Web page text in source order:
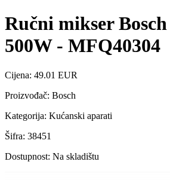
Ručni mikser
500W - MFQ40304
Cijena: 49.01 EUR
Proizvođač: Bosch
Kategorija: Kućanski aparati
Šifra: 38451
Dostupnost: Na skladištu